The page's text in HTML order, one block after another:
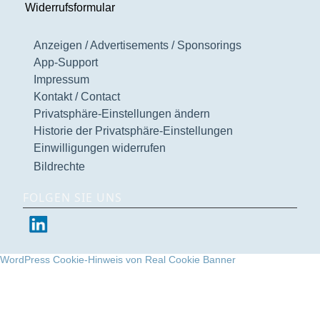
Widerrufsformular
Anzeigen / Advertisements / Sponsorings
App-Support
Impressum
Kontakt / Contact
Privatsphäre-Einstellungen ändern
Historie der Privatsphäre-Einstellungen
Einwilligungen widerrufen
Bildrechte
FOLGEN SIE UNS
WordPress Cookie-Hinweis von Real Cookie Banner